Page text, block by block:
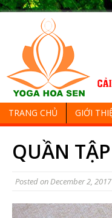
TRANG CHỦ GIỚI
QUẦN
Posted onDecember 2, 2017